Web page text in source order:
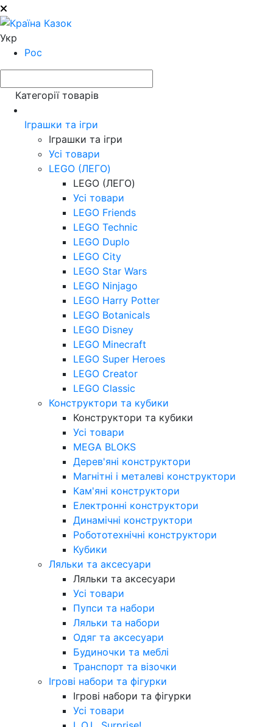
Укр
Рос
Категорії товарів
Іграшки та ігри
Іграшки та ігри
Усі товари
LEGO (ЛЕГО)
LEGO (ЛЕГО)
Усі товари
LEGO Friends
LEGO Technic
LEGO Duplo
LEGO City
LEGO Star Wars
LEGO Ninjago
LEGO Harry Potter
LEGO Botanicals
LEGO Disney
LEGO Minecraft
LEGO Super Heroes
LEGO Creator
LEGO Classic
Конструктори та кубики
Конструктори та кубики
Усі товари
MEGA BLOKS
Дерев'яні конструктори
Магнітні і металеві конструктори
Кам'яні конструктори
Електронні конструктори
Динамічні конструктори
Робототехнічні конструктори
Кубики
Ляльки та аксесуари
Ляльки та аксесуари
Усі товари
Пупси та набори
Ляльки та набори
Одяг та аксесуари
Будиночки та меблі
Транспорт та візочки
Ігрові набори та фігурки
Ігрові набори та фігурки
Усі товари